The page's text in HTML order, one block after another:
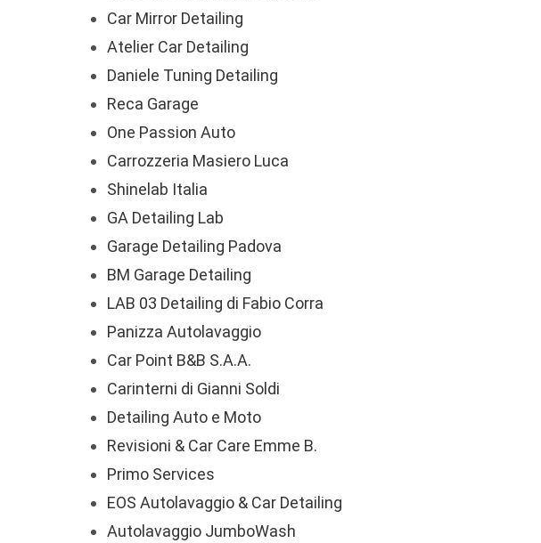
Car Mirror Detailing
Atelier Car Detailing
Daniele Tuning Detailing
Reca Garage
One Passion Auto
Carrozzeria Masiero Luca
Shinelab Italia
GA Detailing Lab
Garage Detailing Padova
BM Garage Detailing
LAB 03 Detailing di Fabio Corra
Panizza Autolavaggio
Car Point B&B S.A.A.
Carinterni di Gianni Soldi
Detailing Auto e Moto
Revisioni & Car Care Emme B.
Primo Services
EOS Autolavaggio & Car Detailing
Autolavaggio JumboWash